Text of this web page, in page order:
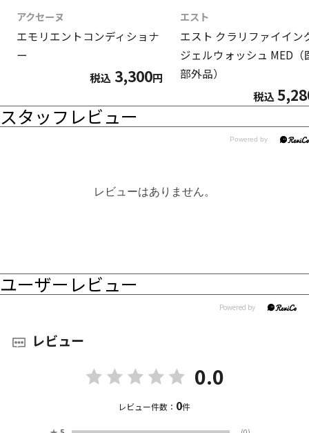
アクセーヌ
エモリエントコンディショナ
ー
税込 3,300円
エスト
エスト クラリファイイン
ジェルウォッシュ MED（
部外品）
税込
スタッフレビュー
レビューはありません。
ユーザーレビュー
レビュー
0.0
レビュー件数： 0件